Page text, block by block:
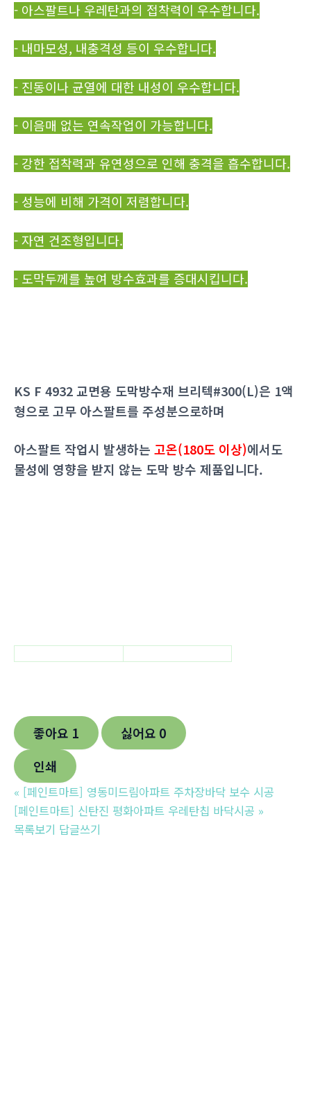
- 아스팔트나 우레탄과의 접착력이 우수합니다.
- 내마모성, 내충격성 등이 우수합니다.
- 진동이나 균열에 대한 내성이 우수합니다.
- 이음매 없는 연속작업이 가능합니다.
- 강한 접착력과 유연성으로 인해 충격을 흡수합니다.
- 성능에 비해 가격이 저렴합니다.
- 자연 건조형입니다.
- 도막두께를 높여 방수효과를 증대시킵니다.
KS F 4932 교면용 도막방수재 브리텍#300(L)은 1액
형으로 고무 아스팔트를 주성분으로하며
아스팔트 작업시 발생하는 고온(180도 이상)에서도
물성에 영향을 받지 않는 도막 방수 제품입니다.
좋아요 1 싫어요 0
인쇄
« [페인트마트] 영동미드림아파트 주차장바닥 보수 시공
[페인트마트] 신탄진 평화아파트 우레탄칩 바닥시공 »
목록보기 답글쓰기